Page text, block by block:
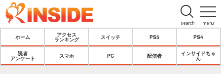
menu
search
ホーム
アクセス
ランキング
スイッチ PS5 PS4
読者
アンケート
スマホ PC 配信者
インサイドちゃ
ん